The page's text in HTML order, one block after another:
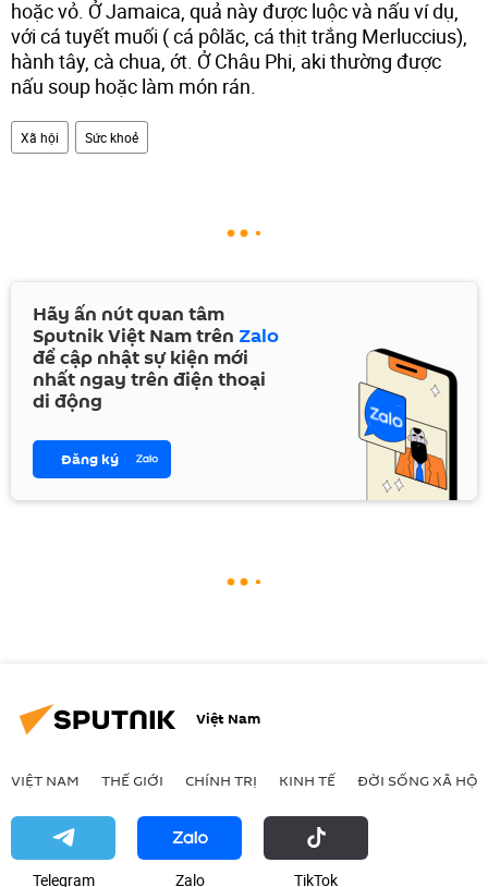
hoặc vỏ. Ở Jamaica, quả này được luộc và nấu ví dụ,
với cá tuyết muối ( cá pôlăc, cá thịt trắng Merluccius),
hành tây, cà chua, ớt. Ở Châu Phi, aki thường được
nấu soup hoặc làm món rán.
Xã hội Sức khoẻ
Hãy ấn nút quan tâm
Sputnik Việt Nam trên Zalo
để cập nhật sự kiện mới
nhất ngay trên điện thoại
di động
Đăng ký
Việt Nam
VIỆT NAM THẾ GIỚI CHÍNH TRỊ KINH TẾ ĐỜI SỐNG XÃ HỘI
Telegram Zalo ТikТоk